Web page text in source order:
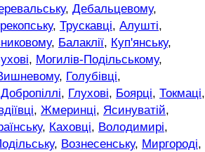
, Дебальцевому,
, Трускавці, Алушті,
, Балаклії, Куп'янську,
, Могилів-Подільському,
, Голубівці,
Добропіллі, Глухові, Боярці, Токмаці,
, Жмеринці, Ясинуватій,
, Каховці, Володимирі,
, Вознесенську, Миргороді,